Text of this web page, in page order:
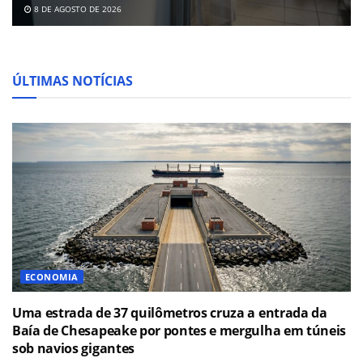
8 DE AGOSTO DE 2026
ÚLTIMAS NOTÍCIAS
ECONOMIA
Uma estrada de 37 quilômetros cruza a entrada da
Baía de Chesapeake por pontes e mergulha em túneis
sob navios gigantes